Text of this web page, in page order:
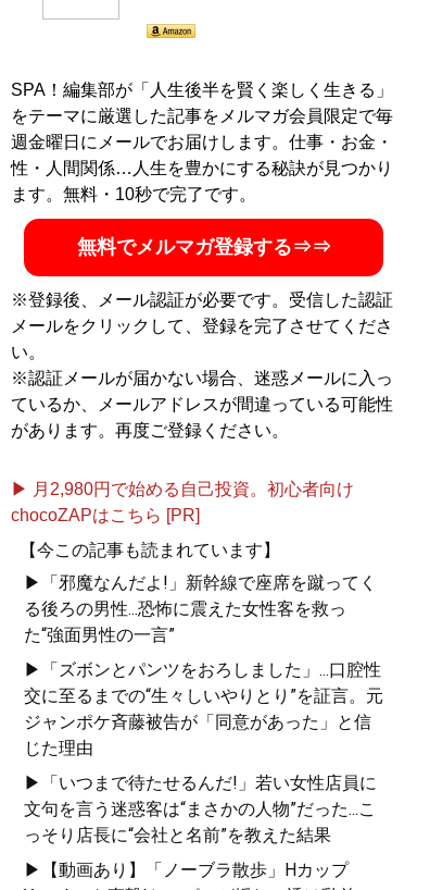
『劣等感を力に変える 成り上がる女の法則 』
劣等感まみれでもOK！成り上がる人が知るべき5
つの法則
記事一覧へ
SPA！編集部が「人生後半を賢く楽しく生きる」
をテーマに厳選した記事をメルマガ会員限定で毎
週金曜日にメールでお届けします。仕事・お金・
性・人間関係…人生を豊かにする秘訣が見つかり
ます。無料・10秒で完了です。
無料でメルマガ登録する⇒⇒
※登録後、メール認証が必要です。受信した認証
メールをクリックして、登録を完了させてくださ
い。
※認証メールが届かない場合、迷惑メールに入っ
ているか、メールアドレスが間違っている可能性
があります。再度ご登録ください。
▶ 月2,980円で始める自己投資。初心者向け
chocoZAPはこちら [PR]
【今この記事も読まれています】
▶「邪魔なんだよ!」新幹線で座席を蹴ってく
る後ろの男性...恐怖に震えた女性客を救っ
た“強面男性の一言”
▶「ズボンとパンツをおろしました」...口腔性
交に至るまでの“生々しいやりとり”を証言。元
ジャンポケ斉藤被告が「同意があった」と信
じた理由
▶「いつまで待たせるんだ!」若い女性店員に
文句を言う迷惑客は“まさかの人物”だった...こ
っそり店長に“会社と名前”を教えた結果
▶【動画あり】「ノーブラ散歩」Hカップ